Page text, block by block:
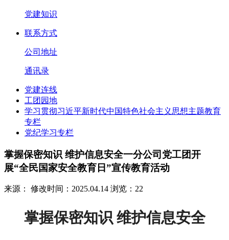
党建知识
联系方式
公司地址
通讯录
党建连线
工团园地
学习贯彻习近平新时代中国特色社会主义思想主题教育
专栏
党纪学习专栏
掌握保密知识 维护信息安全一分公司党工团开
展“全民国家安全教育日”宣传教育活动
来源： 修改时间：2025.04.14 浏览：22
掌握保密知识 维护信息安全